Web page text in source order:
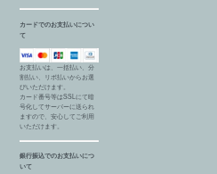
カードでのお支払いについ
て
お支払いは、一括払い、分
割払い、リボ払いからお選
びいただけます。
カード番号等はSSLにて暗
号化してサーバーに送られ
ますので、安心してご利用
いただけます。
銀行振込でのお支払いにつ
いて